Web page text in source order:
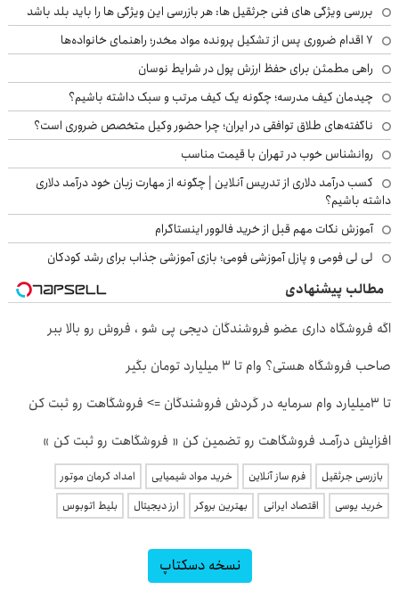
بررسی ویژگی های فنی جرثقیل ها: هر بازرسی این ویژگی ها را باید بلد باشد
۷ اقدام ضروری پس از تشکیل پرونده مواد مخدر؛ راهنمای خانواده‌ها
راهی مطمئن برای حفظ ارزش پول در شرایط نوسان
چیدمان کیف مدرسه؛ چگونه یک کیف مرتب و سبک داشته باشیم؟
ناگفته‌های طلاق توافقی در ایران؛ چرا حضور وکیل متخصص ضروری است؟
روانشناس خوب در تهران با قیمت مناسب
کسب درآمد دلاری از تدریس آنلاین | چگونه از مهارت زبان خود درآمد دلاری
داشته باشیم؟
آموزش نکات مهم قبل از خرید فالوور اینستاگرام
لی لی فومی و پازل آموزشی فومی؛ بازی آموزشی جذاب برای رشد کودکان
مطالب پیشنهادی
اگه فروشگاه داری عضو فروشندگان دیجی پی شو ، فروش رو بالا ببر
صاحب فروشگاه هستی؟ وام تا ۳ میلیارد تومان بگیر
تا 3میلیارد وام سرمایه در گردش فروشندگان => فروشگاهت رو ثبت کن
افزایش درآمـد فروشگاهت رو تضمین کن « فروشگاهت رو ثبت کن »
بازرسی جرثقیل فرم ساز آنلاین خرید مواد شیمیایی
امداد کرمان موتور
خرید یوسی
اقتصاد ایرانی بهترین بروکر ارز دیجیتال بلیط اتوبوس
نسخه دسکتاپ